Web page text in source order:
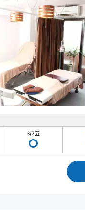
8/7五